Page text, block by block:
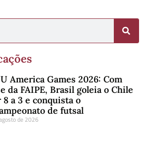
America Games 2026: Com
da FAIPE, Brasil goleia o Chile
8 a 3 e conquista o
de futsal
de 2026